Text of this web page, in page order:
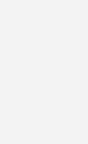
zu hohem
über den
dass auch die
an die
für die
Anhang wurden in
Entfeuchtungsanlagen
den aktuellen
wurde der